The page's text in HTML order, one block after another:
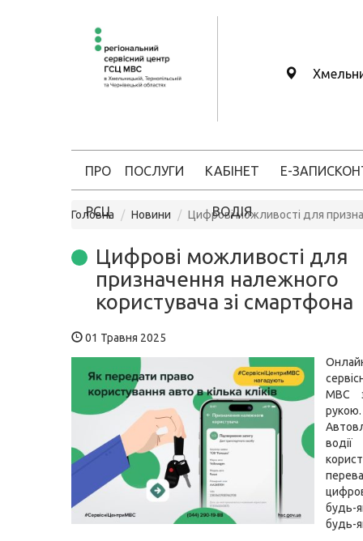
ПРО
РСЦ
ПОСЛУГИ КАБІНЕТ
ВОДІЯ
Е-ЗАПИС
Головна Новини Цифрові можливості для
Цифрові можливості для
призначення належного
користувача зі смартфона
01 Травня 2025
МВС
рукою.
будь-
будь-